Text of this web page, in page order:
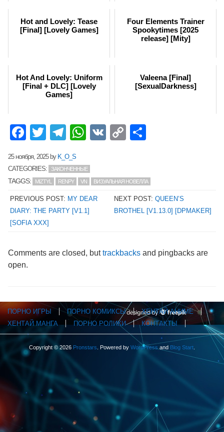
Hot and Lovely: Tease
[Final] [Lovely Games]
Four Elements Trainer
Spookytimes [2025
release] [Mity]
Hot And Lovely: Uniform
[Final + DLC] [Lovely
Games]
Valeena [Final]
[SexualDarkness]
Facebook
TwitterTelegram
WhatsApp
VK Copy
25 ноября, 2025by K_O_S
CATEGORIES:
ЗАКОНЧЕННЫЕ
TAGGS: MIZTYL RENPY VN ВИЗУАЛЬНАЯ НОВЕЛЛА
PREVIOUS POST: MY DEAR
DIARY: THE PARTY [V1.1]
[SOFIA XXX]
NEXT POST:QUEEN’S
BROTHEL [V1.13.0] [DPMAKER]
Comments are closed, buttrackbacks and pingbacks are
open.
ПОРНО ИГРЫ ПОРНО КОМИКСЫ
ХЕНТАЙ АНИМЕ
ХЕНТАЙ МАНГА
ПОРНО РОЛИКИ КОНТАКТЫ
Copyright © 2026 Pronstars . Powered by WordPress and Blog Start